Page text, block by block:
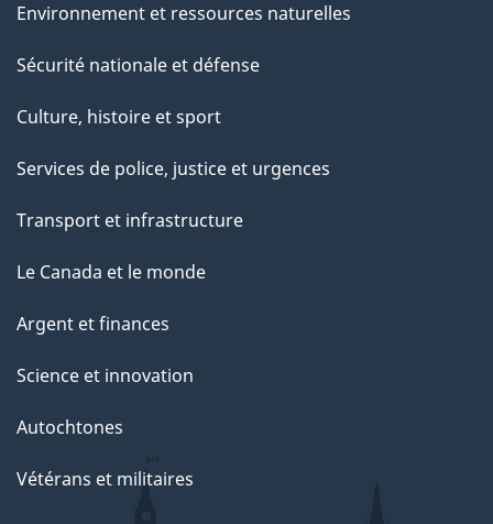
Environnement et ressources naturelles
Sécurité nationale et défense
Culture, histoire et sport
Services de police, justice et urgences
Transport et infrastructure
Le Canada et le monde
Argent et finances
Science et innovation
Autochtones
Vétérans et militaires